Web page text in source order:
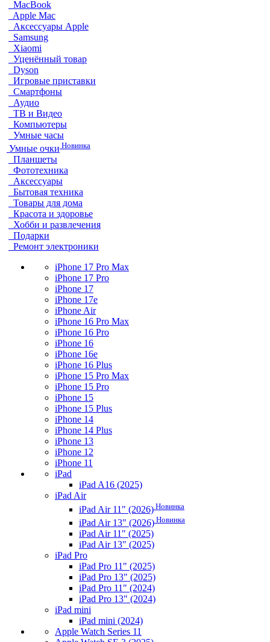
MacBook
Apple Mac
Аксессуары Apple
Samsung
Xiaomi
Уценённый товар
Dyson
Игровые приставки
Смартфоны
Аудио
ТВ и Видео
Компьютеры
Умные часы
Умные очки Новинка
Планшеты
Фототехника
Аксессуары
Бытовая техника
Товары для дома
Красота и здоровье
Хобби и развлечения
Подарки
Ремонт электроники
iPhone 17 Pro Max
iPhone 17 Pro
iPhone 17
iPhone 17e
iPhone Air
iPhone 16 Pro Max
iPhone 16 Pro
iPhone 16
iPhone 16e
iPhone 16 Plus
iPhone 15 Pro Max
iPhone 15 Pro
iPhone 15
iPhone 15 Plus
iPhone 14
iPhone 14 Plus
iPhone 13
iPhone 12
iPhone 11
iPad
iPad A16 (2025)
iPad Air
iPad Air 11" (2026) Новинка
iPad Air 13" (2026) Новинка
iPad Air 11" (2025)
iPad Air 13" (2025)
iPad Pro
iPad Pro 11" (2025)
iPad Pro 13" (2025)
iPad Pro 11" (2024)
iPad Pro 13" (2024)
iPad mini
iPad mini (2024)
Apple Watch Series 11